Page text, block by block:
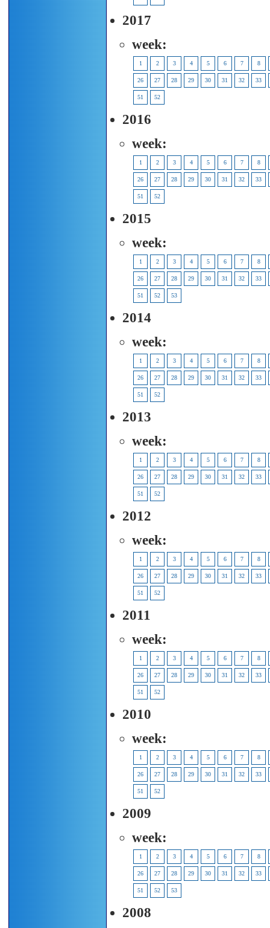
2017
week:
1 2 3 4 5 6 7 8
26 27 28 29 30 31 32 33
51 52
2016
week:
1 2 3 4 5 6 7 8
26 27 28 29 30 31 32 33
51 52
2015
week:
1 2 3 4 5 6 7 8
26 27 28 29 30 31 32 33
51 52 53
2014
week:
1 2 3 4 5 6 7 8
26 27 28 29 30 31 32 33
51 52
2013
week:
1 2 3 4 5 6 7 8
26 27 28 29 30 31 32 33
51 52
2012
week:
1 2 3 4 5 6 7 8
26 27 28 29 30 31 32 33
51 52
2011
week:
1 2 3 4 5 6 7 8
26 27 28 29 30 31 32 33
51 52
2010
week:
1 2 3 4 5 6 7 8
26 27 28 29 30 31 32 33
51 52
2009
week:
1 2 3 4 5 6 7 8
26 27 28 29 30 31 32 33
51 52 53
2008